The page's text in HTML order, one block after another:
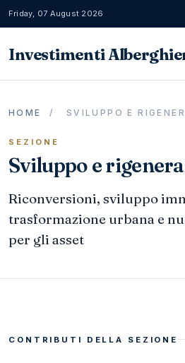
Friday, 07 August 2026
Investimenti
HOME / SVILUPPO E
SEZIONE
Sviluppo e
Riconversioni, sviluppo
trasformazione urbana e
per gli asset
CONTRIBUTI DELLA SEZIONE